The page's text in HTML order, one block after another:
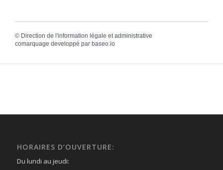
© Direction de l'information légale et administrative
comarquage developpé par baseo.io
HORAIRES D’OUVERTURE:
Du lundi au jeudi: